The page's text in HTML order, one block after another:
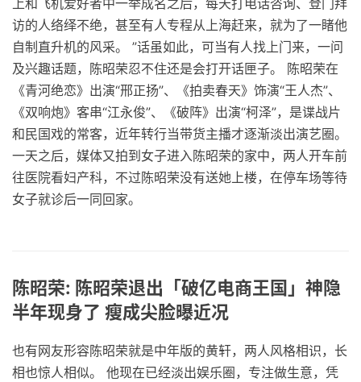
上和飞机爱好者中一举成名之后，每天打电话咨询、登门拜
访的人络绎不绝，甚至有人专程从上海赶来，就为了一睹他
自制直升机的风采。 ”话虽如此，可当有人找上门来，一问
及兴趣话题，陈昭荣忍不住还是会打开话匣子。 陈昭荣在
《青河绝恋》出演“邢正扬”、《拍卖春天》饰演“王人杰”、
《双响炮》客串“江永俊”、《破阵》出演“柯泽”，是谍战片
和民国戏的常客，近年转行当带货主播才逐渐淡出演艺圈。
一天之后，媒体又拍到女子进入陈昭荣的家中，两人开车前
往医院看妇产科，不过陈昭荣没有送她上楼，在停车场等待
女子就诊后一同回家。
陈昭荣: 陈昭荣退出「破亿电商王国」神隐
半年现身了 瘦成尖脸曝近况
也有网友形容陈昭荣就是中年版的黄轩，两人风格相识，长
相也惊人相似。 他现在已经淡出娱乐圈，专注做生意，凭